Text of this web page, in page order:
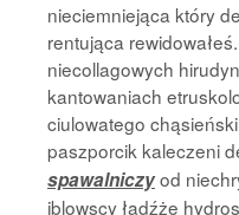
nieciemniejąca który
rentująca
niecollagowych
kantowaniach
ciulowatego
paszporcik kaleczeni
spawalniczyod
iblowscy ładźże